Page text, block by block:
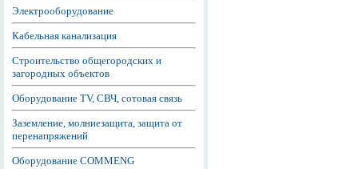
Электрооборудование
Кабельная канализация
Строительство общегородских и
загородных объектов
Оборудование TV, СВЧ, сотовая связь
Заземление, молниезащита, защита от
перенапряжений
Оборудование COMMENG